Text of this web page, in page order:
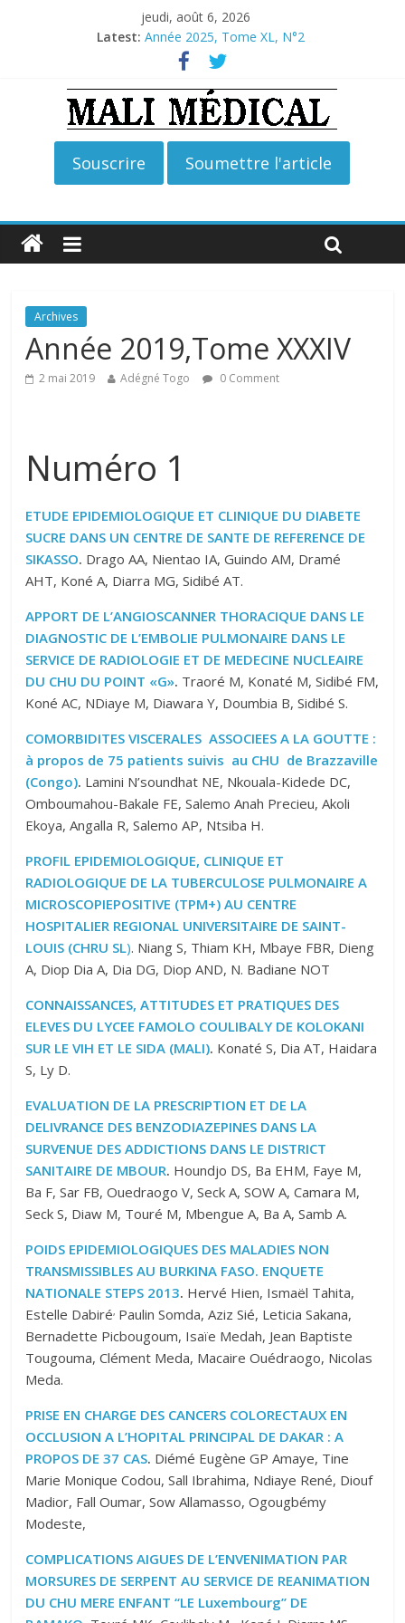
jeudi, août 6, 2026
Latest: Année 2025, Tome XL, N°2
Année 2026, Tome XLI, N°2
Année 2026, Tome XLI, N°1
Année 2025, Tome XL, N°4
Année 2025, Tome XL, N°3
Archives
Année 2019,Tome XXXIV
2 mai 2019 Adégné Togo 0 Comment
Numéro 1
ETUDE EPIDEMIOLOGIQUE ET CLINIQUE DU DIABETE
SUCRE DANS UN CENTRE DE SANTE DE REFERENCE DE
SIKASSO. Drago AA, Nientao IA, Guindo AM, Dramé
AHT, Koné A, Diarra MG, Sidibé AT.
APPORT DE L’ANGIOSCANNER THORACIQUE DANS LE
DIAGNOSTIC DE L’EMBOLIE PULMONAIRE DANS LE
SERVICE DE RADIOLOGIE ET DE MEDECINE NUCLEAIRE
DU CHU DU POINT «G». Traoré M, Konaté M, Sidibé FM,
Koné AC, NDiaye M, Diawara Y, Doumbia B, Sidibé S.
COMORBIDITES VISCERALES ASSOCIEES A LA GOUTTE :
à propos de 75 patients suivis au CHU de Brazzaville
(Congo). Lamini N’soundhat NE, Nkouala-Kidede DC,
Omboumahou-Bakale FE, Salemo Anah Precieu, Akoli
Ekoya, Angalla R, Salemo AP, Ntsiba H.
PROFIL EPIDEMIOLOGIQUE, CLINIQUE ET
RADIOLOGIQUE DE LA TUBERCULOSE PULMONAIRE A
MICROSCOPIEPOSITIVE (TPM+) AU CENTRE
HOSPITALIER REGIONAL UNIVERSITAIRE DE SAINT-
LOUIS (CHRU SL). Niang S, Thiam KH, Mbaye FBR, Dieng
A, Diop Dia A, Dia DG, Diop AND, N. Badiane NOT
CONNAISSANCES, ATTITUDES ET PRATIQUES DES
ELEVES DU LYCEE FAMOLO COULIBALY DE KOLOKANI
SUR LE VIH ET LE SIDA (MALI). Konaté S, Dia AT, Haidara
S, Ly D.
EVALUATION DE LA PRESCRIPTION ET DE LA
DELIVRANCE DES BENZODIAZEPINES DANS LA
SURVENUE DES ADDICTIONS DANS LE DISTRICT
SANITAIRE DE MBOUR. Houndjo DS, Ba EHM, Faye M,
Ba F, Sar FB, Ouedraogo V, Seck A, SOW A, Camara M,
Seck S, Diaw M, Touré M, Mbengue A, Ba A, Samb A.
POIDS EPIDEMIOLOGIQUES DES MALADIES NON
TRANSMISSIBLES AU BURKINA FASO. ENQUETE
NATIONALE STEPS 2013. Hervé Hien, Ismaël Tahita,
Estelle Dabiré, Paulin Somda, Aziz Sié, Leticia Sakana,
Bernadette Picbougoum, Isaïe Medah, Jean Baptiste
Tougouma, Clément Meda, Macaire Ouédraogo, Nicolas
Meda.
PRISE EN CHARGE DES CANCERS COLORECTAUX EN
OCCLUSION A L’HOPITAL PRINCIPAL DE DAKAR : A
PROPOS DE 37 CAS. Diémé Eugène GP Amaye, Tine
Marie Monique Codou, Sall Ibrahima, Ndiaye René, Diouf
Madior, Fall Oumar, Sow Allamasso, Ogougbémy
Modeste,
COMPLICATIONS AIGUES DE L’ENVENIMATION PAR
MORSURES DE SERPENT AU SERVICE DE REANIMATION
DU CHU MERE ENFANT ‘‘LE Luxembourg’’ DE